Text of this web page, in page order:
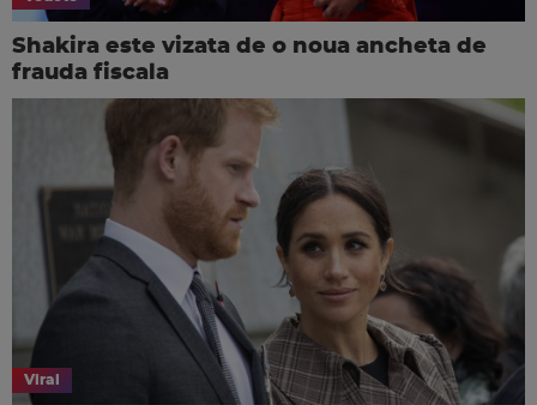
Shakira este vizata de o noua ancheta de
frauda fiscala
Viral